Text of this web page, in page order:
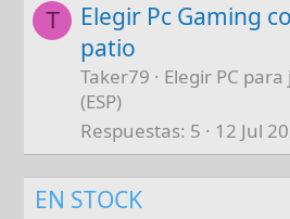
T
Elegir Pc Gaming
patio
Taker79
Elegir PC
(ESP)
Respuestas 5 12 Jul
EN STOCK